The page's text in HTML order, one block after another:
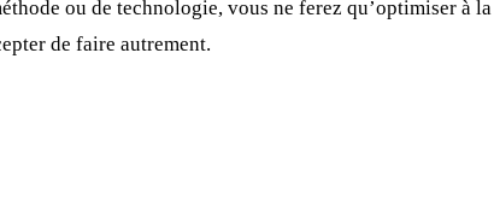
ou de technologie, vous ne ferez qu’optimiser à
de faire autrement.